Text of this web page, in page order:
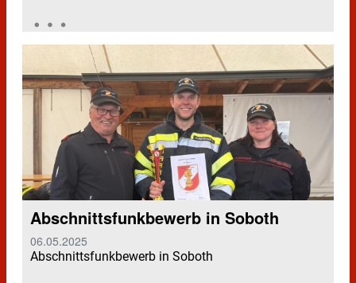
Abschnittsfunkbewerb in Soboth
06.05.2025
Abschnittsfunkbewerb in Soboth